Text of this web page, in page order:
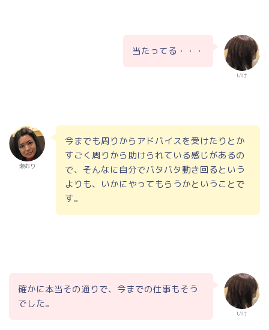
いけ
当たってる・・・
瀬おり
今までも周りからアドバイスを受けたりとか
すごく周りから助けられている感じがあるの
で、そんなに自分でバタバタ動き回るという
よりも、いかにやってもらうかということで
す。
いけ
確かに本当その通りで、今までの仕事もそう
でした。